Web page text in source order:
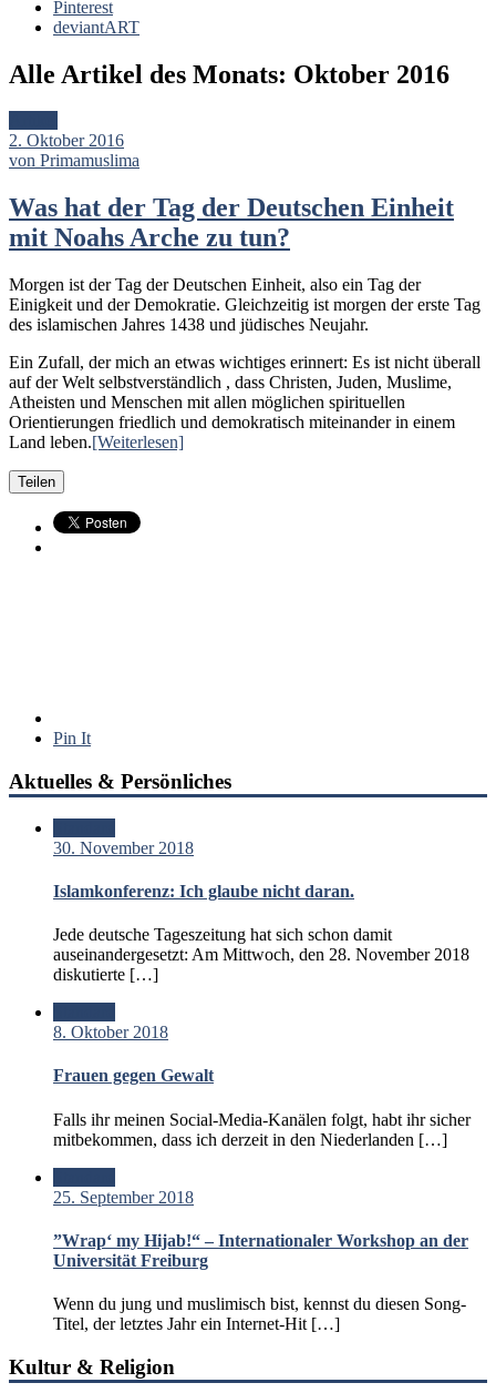
Pinterest
deviantART
Alle Artikel des Monats: Oktober 2016
2. Oktober 2016
von Primamuslima
Was hat der Tag der Deutschen Einheit
mit Noahs Arche zu tun?
Morgen ist der Tag der Deutschen Einheit, also ein Tag der
Einigkeit und der Demokratie. Gleichzeitig ist morgen der erste Tag
des islamischen Jahres 1438 und jüdisches Neujahr.
Ein Zufall, der mich an etwas wichtiges erinnert: Es ist nicht überall
auf der Welt selbstverständlich , dass Christen, Juden, Muslime,
Atheisten und Menschen mit allen möglichen spirituellen
Orientierungen friedlich und demokratisch miteinander in einem
Land leben.[Weiterlesen]
Teilen
Pin It
Aktuelles & Persönliches
30. November 2018
Islamkonferenz: Ich glaube nicht daran.
Jede deutsche Tageszeitung hat sich schon damit
auseinandergesetzt: Am Mittwoch, den 28. November 2018
diskutierte […]
8. Oktober 2018
Frauen gegen Gewalt
Falls ihr meinen Social-Media-Kanälen folgt, habt ihr sicher
mitbekommen, dass ich derzeit in den Niederlanden […]
25. September 2018
”Wrap‘ my Hijab!“ – Internationaler Workshop an der
Universität Freiburg
Wenn du jung und muslimisch bist, kennst du diesen Song-
Titel, der letztes Jahr ein Internet-Hit […]
Kultur & Religion